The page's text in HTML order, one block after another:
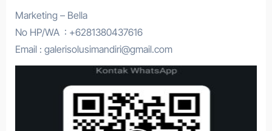
Marketing – Bella
No HP/WA : +6281380437616
Email : galerisolusimandiri@gmail.com